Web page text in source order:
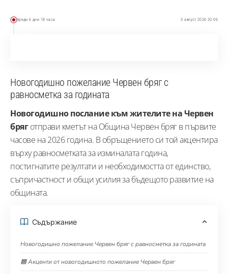
преди 6 дни 18 часа 3 август 2026 20:06
Новогодишно пожелание Червен бряг с
равносметка за годината
Новогодишно послание към жителите на Червен
бряготправи кметът на Община Червен бряг в първите
часове на 2026 година. В обръщението си той акцентира
върху равносметката за изминалата година,
постигнатите резултати и необходимостта от единство,
съпричастност и общи усилия за бъдещото развитие на
общината.
Съдържание
Новогодишно пожелание Червен бряг с равносметка за годината
🟦 Акценти от новогодишното пожелание Червен бряг